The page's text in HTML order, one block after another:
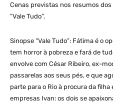
Cenas previstas nos resumos
“Vale Tudo”.
Sinopse “Vale Tudo”: Fátima é o
tem horror à pobreza e fará de
envolve com César Ribeiro, ex-
passarelas aos seus pés, e que
parte para o Rio à procura da
empresas Ivan: os dois se